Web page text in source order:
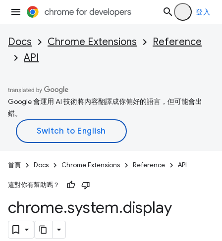
登入
Docs Chrome Extensions
Reference
API
Google 會運用 AI 技術將內容翻譯成你偏好的語言，但可能會出
錯。
首頁 Docs Chrome Extensions Reference API
這對你有幫助嗎？
chrome.system.display